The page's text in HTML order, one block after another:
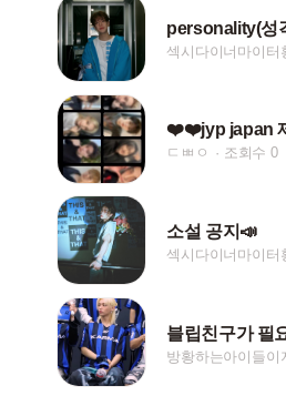
personality(성
섹시다이너마이터
ㄷㅃㅇ 조회수 0
소설 공지📣
섹시다이너마이터
블립친구가 필
방황하는아이들이